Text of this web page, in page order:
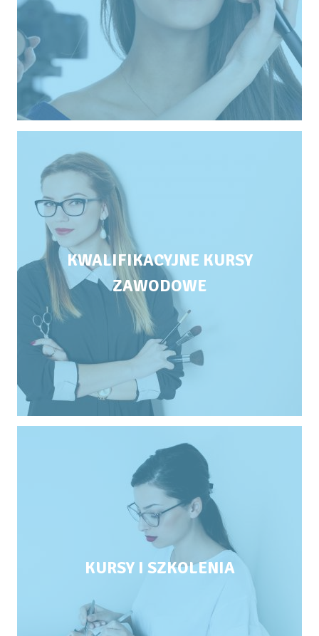
KWALIFIKACYJNE KURSY
ZAWODOWE
KURSY I SZKOLENIA